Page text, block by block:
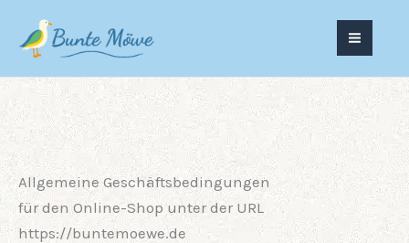
Inhalt
springen
Allgemeine Geschäftsbedingungen
für den Online-Shop unter der URL
https://buntemoewe.de